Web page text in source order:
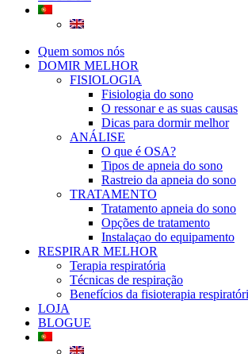
Quem somos nós
DOMIR MELHOR
FISIOLOGIA
Fisiologia do sono
O ressonar e as suas causas
Dicas para dormir melhor
ANÁLISE
O que é OSA?
Tipos de apneia do sono
Rastreio da apneia do sono
TRATAMENTO
Tratamento apneia do sono
Opções de tratamento
Instalaçao do equipamento
RESPIRAR MELHOR
Terapia respiratória
Técnicas de respiração
Benefícios da fisioterapia
LOJA
BLOGUE